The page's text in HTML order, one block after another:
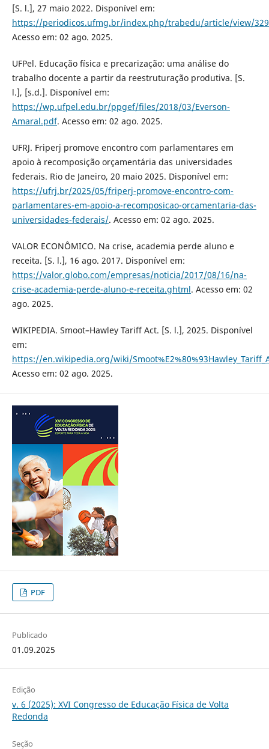
[S. l.], 27 maio 2022. Disponível em:
https://periodicos.ufmg.br/index.php/trabedu/article/view/
Acesso em: 02 ago. 2025.
UFPel. Educação física e precarização: uma análise do
trabalho docente a partir da reestruturação produtiva. [S.
l.], [s.d.]. Disponível em:
https://wp.ufpel.edu.br/ppgef/files/2018/03/Everson-
Amaral.pdf. Acesso em: 02 ago. 2025.
UFRJ. Friperj promove encontro com parlamentares em
apoio à recomposição orçamentária das universidades
federais. Rio de Janeiro, 20 maio 2025. Disponível em:
https://ufrj.br/2025/05/friperj-promove-encontro-com-
parlamentares-em-apoio-a-recomposicao-orcamentaria-das-
universidades-federais/. Acesso em: 02 ago. 2025.
VALOR ECONÔMICO. Na crise, academia perde aluno e
receita. [S. l.], 16 ago. 2017. Disponível em:
https://valor.globo.com/empresas/noticia/2017/08/16/na-
crise-academia-perde-aluno-e-receita.ghtml. Acesso em: 02
ago. 2025.
WIKIPEDIA. Smoot–Hawley Tariff Act. [S. l.], 2025. Disponível
em:
https://en.wikipedia.org/wiki/
Acesso em: 02 ago. 2025.
PDF
Publicado
01.09.2025
Edição
v. 6 (2025): XVI Congresso de Educação Física de Volta
Redonda
Seção